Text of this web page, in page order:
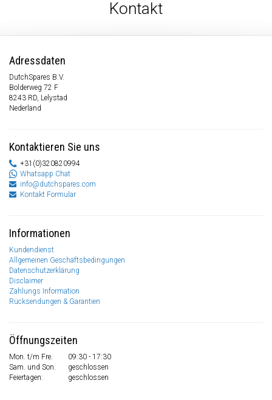
Kontakt
Adressdaten
DutchSpares B.V.
Bolderweg 72 F
8243 RD, Lelystad
Nederland
Kontaktieren Sie uns
+31(0)320820994
Whatsapp Chat
info@dutchspares.com
Kontakt Formular
Informationen
Kundendienst
Allgemeinen Geschäftsbedingungen
Datenschutzerklärung
Disclaimer
Zahlungs Information
Rücksendungen & Garantien
Öffnungszeiten
Mon. t/m Fre.
09:30 - 17:30
Sam. und Son.
geschlossen
Feiertagen:
geschlossen